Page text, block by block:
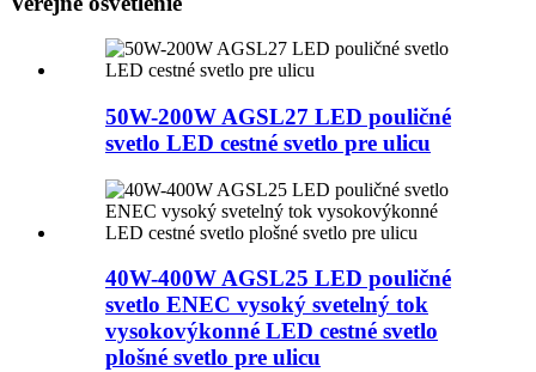
50W-200W AGSL27 LED pouličné
svetlo LED cestné svetlo pre ulicu
40W-400W AGSL25 LED pouličné
svetlo ENEC vysoký svetelný tok
vysokovýkonné LED cestné svetlo
plošné svetlo pre ulicu